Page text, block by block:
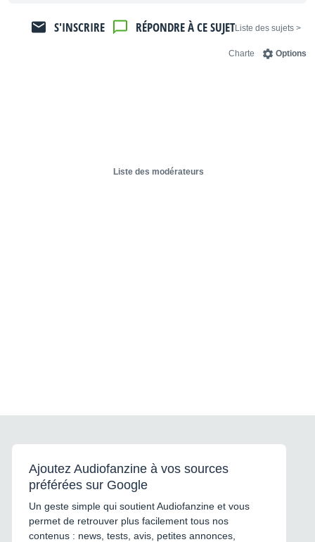
< Liste des sujets
RÉPONDRE À CE SUJET
S'INSCRIRE
Options
Charte
Liste des modérateurs
Ajoutez Audiofanzine à vos sources
préférées sur Google
Un geste simple qui soutient Audiofanzine et vous
permet de retrouver plus facilement tous nos
contenus : news, tests, avis, petites annonces,